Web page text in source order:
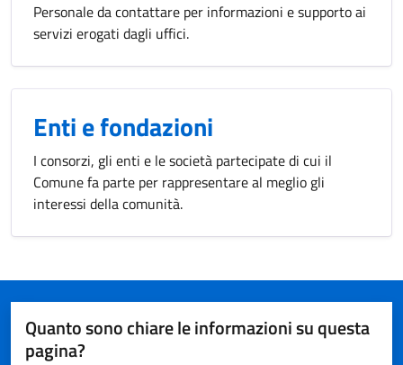
Personale da contattare per informazioni e supporto ai
servizi erogati dagli uffici.
Enti e fondazioni
I consorzi, gli enti e le società partecipate di cui il
Comune fa parte per rappresentare al meglio gli
interessi della comunità.
Quanto sono chiare le informazioni su questa
pagina?